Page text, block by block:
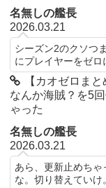
名無しの艦長
2026.03.21
シーズン2のクソつ
にプレイヤーをゼ
【カオゼロま
なんか海賊？を5
ゃった
名無しの艦長
2026.03.21
あら、更新止めち
な。切り替えていけ